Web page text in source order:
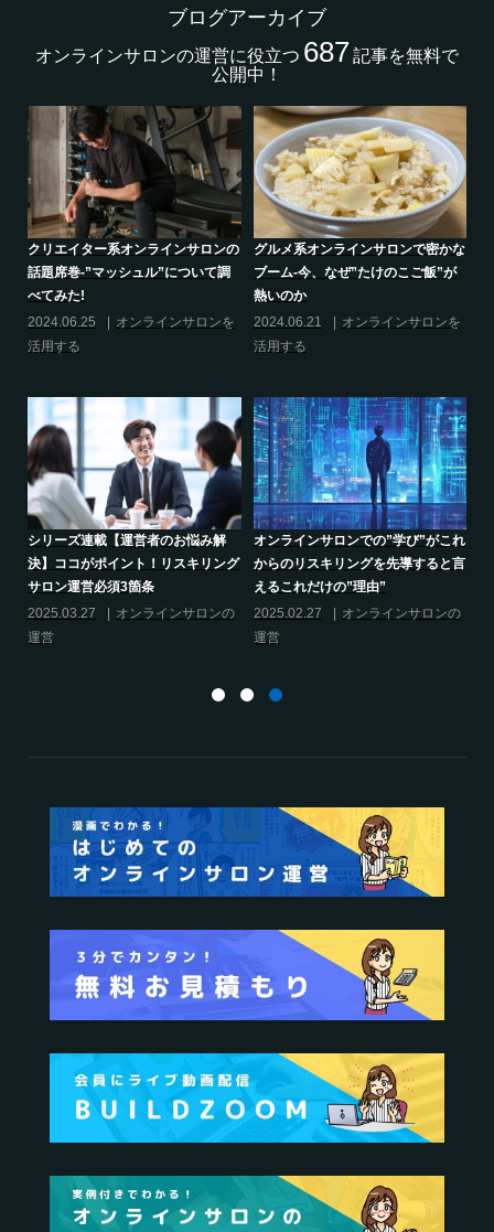
ブログアーカイブ
オンラインサロンの運営に役立つ 687記事を無料で
公開中！
クリエイター系オンラインサロンの
話題席巻-”マッシュル”について調
べてみた!
2024.06.25
オンラインサロンを
活用する
グルメ系オンラインサロンで密かな
ブーム-今、なぜ”たけのこご飯”が
熱いのか
2024.06.21
オンラインサロンを
活用する
シリーズ連載【運営者のお悩み解
決】ココがポイント！リスキリング
サロン運営必須3箇条
2025.03.27
オンラインサロンの
運営
オンラインサロンでの”学び”がこれ
からのリスキリングを先導すると言
えるこれだけの”理由”
2025.02.27
オンラインサロンの
運営